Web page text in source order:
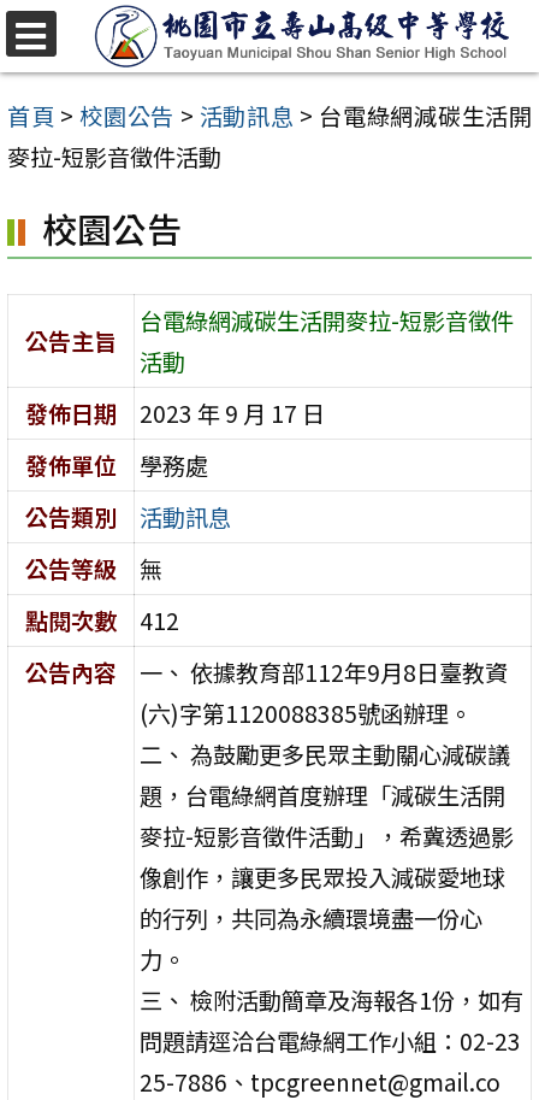
跳
至
主
要
容
區
首頁 > 校園公告 > 活動訊息 > 台電綠網減碳生活開
麥拉-短影音徵件活動
校園公告
公告主旨
台電綠網減碳生活開麥拉-短影音徵件
活動
發佈日期
2023 年 9 月 17 日
發佈單位
學務處
公告類別
活動訊息
公告等級
無
點閱次數
412
公告內容
一、 依據教育部112年9月8日臺教資
(六)字第1120088385號函辦理。
二、 為鼓勵更多民眾主動關心減碳議
題，台電綠網首度辦理「減碳生活開
麥拉-短影音徵件活動」，希冀透過影
像創作，讓更多民眾投入減碳愛地球
的行列，共同為永續環境盡一份心
力。
三、 檢附活動簡章及海報各1份，如有
問題請逕洽台電綠網工作小組：02-23
25-7886、tpcgreennet@gmail.co
選
單